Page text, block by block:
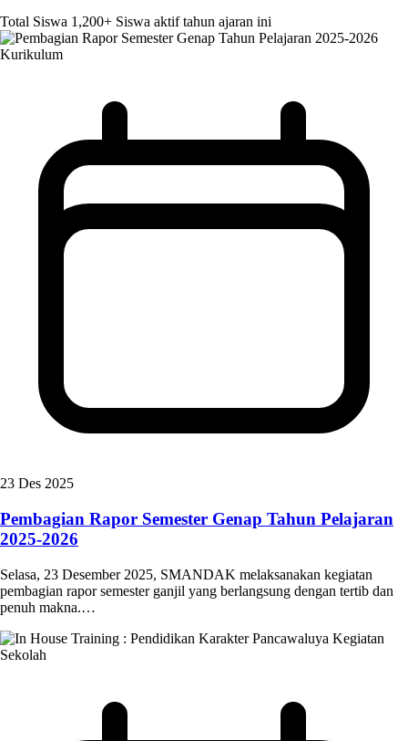
Total Siswa 1,200+ Siswa aktif tahun ajaran ini
Kurikulum
23 Des 2025
Pembagian Rapor Semester Genap Tahun Pelajaran
2025-2026
Selasa, 23 Desember 2025, SMANDAK melaksanakan kegiatan
pembagian rapor semester ganjil yang berlangsung dengan tertib dan
penuh makna.…
Kegiatan
Sekolah